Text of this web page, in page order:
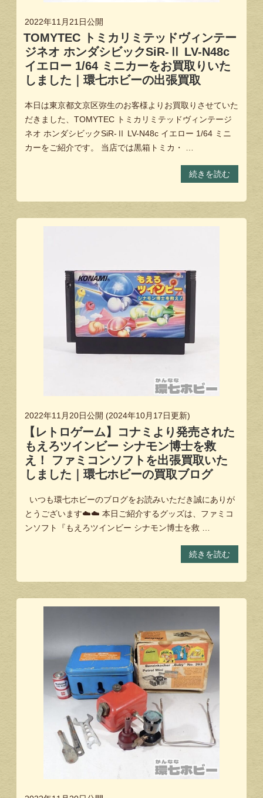
2022年11月21日公開
TOMYTEC トミカリミテッドヴィンテー
ジネオ ホンダシビックSiR-Ⅱ LV-N48c
イエロー 1/64 ミニカーをお買取りいた
しました｜環七ホビーの出張買取
本日は東京都文京区弥生のお客様よりお買取りさせていた
だきました、TOMYTEC トミカリミテッドヴィンテージ
ネオ ホンダシビックSiR-Ⅱ LV-N48c イエロー 1/64 ミニ
カーをご紹介です。 当店では黒箱トミカ・ …
続きを読む
2022年11月20日公開 (2024年10月17日更新)
【レトロゲーム】コナミより発売された
もえろツインビー シナモン博士を救
え！ ファミコンソフトを出張買取いた
しました｜環七ホビーの買取ブログ
いつも環七ホビーのブログをお読みいただき誠にありが
とうございます☁️☁️ 本日ご紹介するグッズは、ファミコ
ンソフト『もえろツインビー シナモン博士を救 …
続きを読む